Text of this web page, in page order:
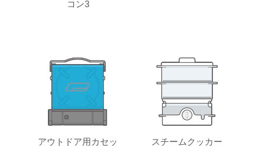
コン3
アウトドア用カセッ スチームクッカー